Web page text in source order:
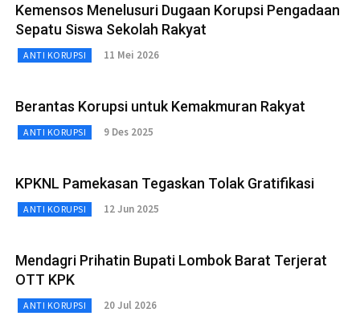
Kemensos Menelusuri Dugaan Korupsi Pengadaan
Sepatu Siswa Sekolah Rakyat
ANTI KORUPSI 11 Mei 2026
Berantas Korupsi untuk Kemakmuran Rakyat
ANTI KORUPSI 9 Des 2025
KPKNL Pamekasan Tegaskan Tolak Gratifikasi
ANTI KORUPSI 12 Jun 2025
Mendagri Prihatin Bupati Lombok Barat Terjerat
OTT KPK
ANTI KORUPSI 20 Jul 2026